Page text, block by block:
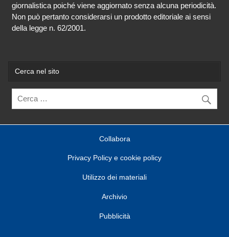
giornalistica poiché viene aggiornato senza alcuna periodicità.
Non può pertanto considerarsi un prodotto editoriale ai sensi
della legge n. 62/2001.
Cerca nel sito
Collabora
Privacy Policy e cookie policy
Utilizzo dei materiali
Archivio
Pubblicità